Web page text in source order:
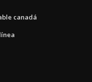
canadá